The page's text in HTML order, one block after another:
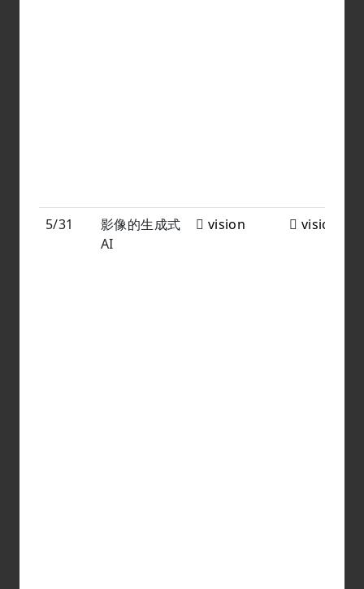
5/31
影像的生成式
AI
vision vision